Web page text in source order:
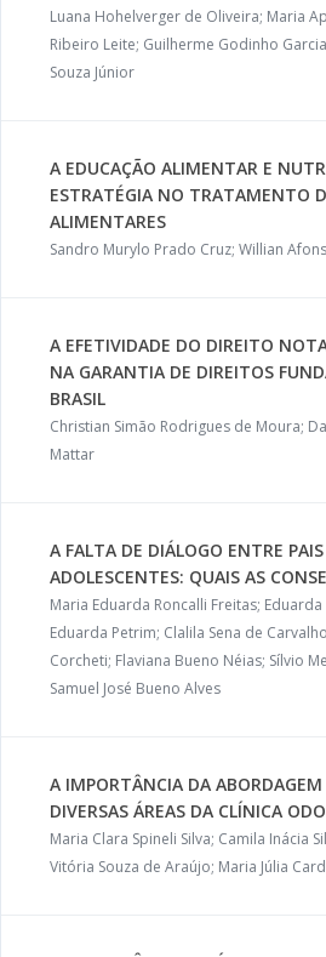
Luana Hohelverger de Oliveira; Maria
Ribeiro Leite; Guilherme Godinho
Souza Júnior
A EDUCAÇÃO ALIMENTAR E
ESTRATÉGIA NO TRATAMENTO
ALIMENTARES
Sandro Murylo Prado Cruz; Willian
A EFETIVIDADE DO DIREITO
NA GARANTIA DE DIREITOS
BRASIL
Christian Simão Rodrigues de Moura;
Mattar
A FALTA DE DIÁLOGO ENTRE
ADOLESCENTES: QUAIS AS
Maria Eduarda Roncalli Freitas;
Eduarda Petrim; Clalila Sena de
Corcheti; Flaviana Bueno Néias; Sílvio
Samuel José Bueno Alves
A IMPORTÂNCIA DA
DIVERSAS ÁREAS DA CLÍNICA
Maria Clara Spineli Silva; Camila Inácia
Vitória Souza de Araújo; Maria Júlia